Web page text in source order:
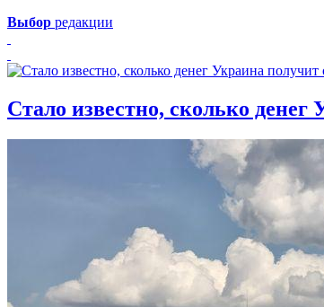
Выбор редакции
Стало известно, сколько